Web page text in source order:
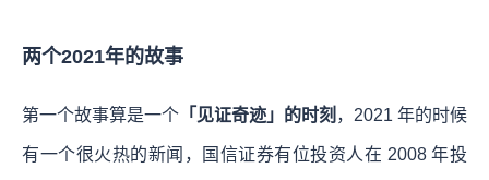
两个2021年的故事
第一个故事算是一个 「见证奇迹」的时刻 ，2021 年的时候
有一个很火热的新闻，国信证券有位投资人在 2008 年投